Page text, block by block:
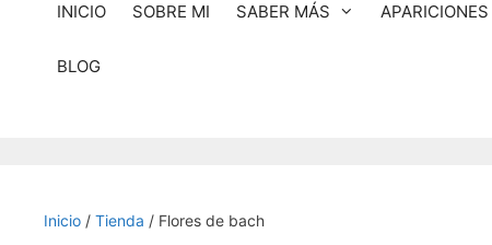
INICIO SOBRE MI SABER MÁS
BLOG
Inicio / Tienda / Flores de bach